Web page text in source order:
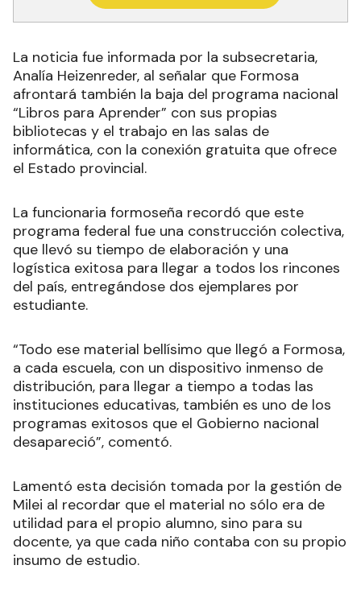
La noticia fue informada por la subsecretaria,
Analía Heizenreder, al señalar que Formosa
afrontará también la baja del programa nacional
“Libros para Aprender” con sus propias
bibliotecas y el trabajo en las salas de
informática, con la conexión gratuita que ofrece
el Estado provincial.
La funcionaria formoseña recordó que este
programa federal fue una construcción colectiva,
que llevó su tiempo de elaboración y una
logística exitosa para llegar a todos los rincones
del país, entregándose dos ejemplares por
estudiante.
“Todo ese material bellísimo que llegó a Formosa,
a cada escuela, con un dispositivo inmenso de
distribución, para llegar a tiempo a todas las
instituciones educativas, también es uno de los
programas exitosos que el Gobierno nacional
desapareció”, comentó.
Lamentó esta decisión tomada por la gestión de
Milei al recordar que el material no sólo era de
utilidad para el propio alumno, sino para su
docente, ya que cada niño contaba con su propio
insumo de estudio.